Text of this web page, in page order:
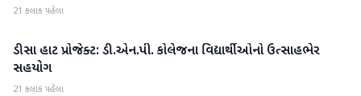
21 કલાક પહેલા
બનાસકાંઠા
ડીસા હાટ પ્રોજેક્ટ: ડી.એન.પી. કોલેજના વિદ્યાર્થીઓનો ઉત્સાહભેર
સહયોગ
21 કલાક પહેલા